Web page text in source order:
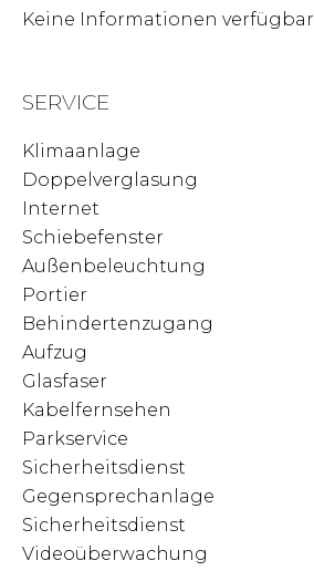
Keine Informationen verfügbar
SERVICE
Klimaanlage
Doppelverglasung
Internet
Schiebefenster
Außenbeleuchtung
Portier
Behindertenzugang
Aufzug
Glasfaser
Kabelfernsehen
Parkservice
Sicherheitsdienst
Gegensprechanlage
Sicherheitsdienst
Videoüberwachung